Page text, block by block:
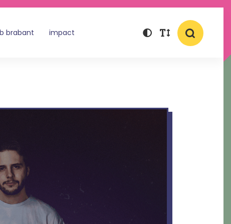
brabant impact